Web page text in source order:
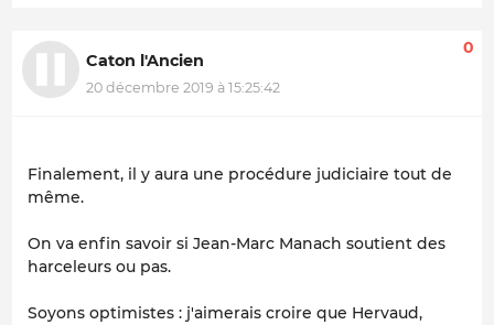
Caton l'Ancien
20 décembre 2019 à 15:25:42
0
Finalement, il y aura une procédure judiciaire tout de
même.
On va enfin savoir si Jean-Marc Manach soutient des
harceleurs ou pas.
Soyons optimistes : j'aimerais croire que Hervaud,